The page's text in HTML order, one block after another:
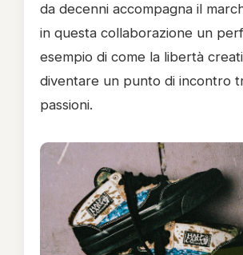
da decenni accompagna il
in questa collaborazione un
esempio di come la libertà
diventare un punto di incontro
passioni.